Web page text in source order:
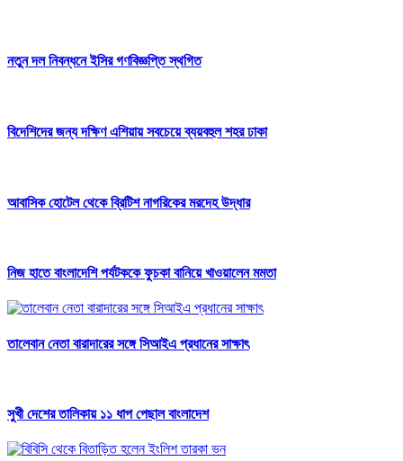
নতুন দল নিবন্ধনে ইসির গণবিজ্ঞপ্তি স্থগিত
বিদেশিদের জন্য দক্ষিণ এশিয়ায় সবচেয়ে ব্যয়বহুল শহর ঢাকা
আবাসিক হোটেল থেকে ব্রিটিশ নাগরিকের মরদেহ উদ্ধার
নিজ হাতে বাংলাদেশি পর্যটককে ফুচকা বানিয়ে খাওয়ালেন মমতা
তালেবান নেতা বারাদারের সঙ্গে সিআইএ প্রধানের সাক্ষাৎ
সুখী দেশের তালিকায় ১১ ধাপ পেছাল বাংলাদেশ